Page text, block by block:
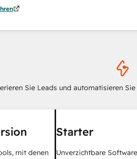
Sie Leads und automatisieren
mit denen
Starter
Unverzichtbare